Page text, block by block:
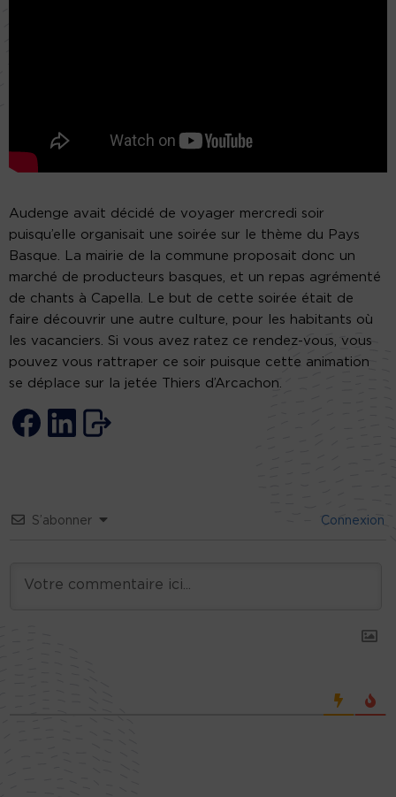
Audenge avait décidé de voyager mercredi soir
puisqu’elle organisait une soirée sur le thème du Pays
Basque. La mairie de la commune proposait donc un
marché de producteurs basques, et un repas agrémenté
de chants à Capella. Le but de cette soirée était de
faire découvrir une autre culture, pour les habitants où
les vacanciers. Si vous avez ratez ce rendez-vous, vous
pouvez vous rattraper ce soir puisque cette animation
se déplace sur la jetée Thiers d’Arcachon.
S’abonner Connexion